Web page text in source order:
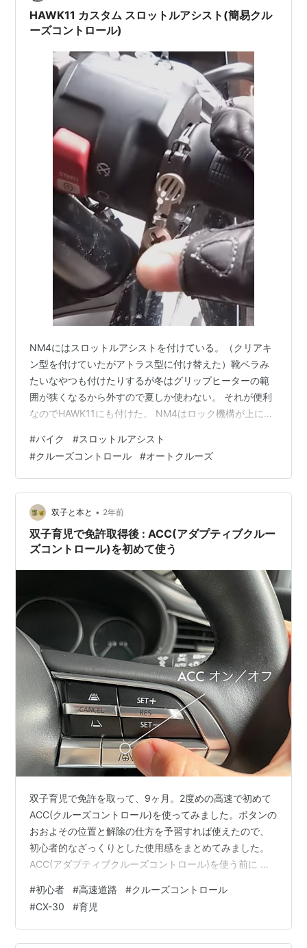
HAWK11 カスタム スロットルアシスト(簡易クル
ーズコントロール)
NM4にはスロットルアシストを付けている。（クリアキ
ン型を付けていたがアトラス型に付け替えた）靴ベラみ
たいなやつも付けたりするが冬はグリップヒーターの範
囲が狭くなるから外すので夏しか使わない。 それが便利
なのでHAWK11にも付けた。 NM4はロック機構が上にあ
下逆になるのでセット/解除ボタンの位置も逆になる。解
除ボタンがアクセル戻り方向の上側にくる『上タイプ』
の方が使いやすいが、機構が上になるのでモッサリして
見た目は下タイプの方が良い。 ・NM4 スロットルアシ
スト(アトラス型 上タイプ) https://youtube.com/watc…
#バイク #スロットルアシスト
#クルーズコントロール #オートクルーズ
双子と本と • 2年前
双子育児で免許取得後 : ACC(アダプティブクルー
ズコントロール)を初めて使う
双子育児で免許を取って、9ヶ月。2度めの高速で初めて
ACC(クルーズコントロール)を使ってみました。ボタンの
おおよその位置と解除の仕方を予習すれば使えたので、
初心者的なざっくりとした使用感をまとめてみました。
ACC(アダプティブクルーズコントロール)を使う前に ボ
ーズコントロール)の実際の使用 次回のために 使用した
車 MAZDA CX-30 ACC(アダプティブクルーズコントロー
ル)を使う前に ボタンの位置と挙動について覚える ボタ
#初心者 #高速道路 #クルーズコントロール
#CX-30 #育児